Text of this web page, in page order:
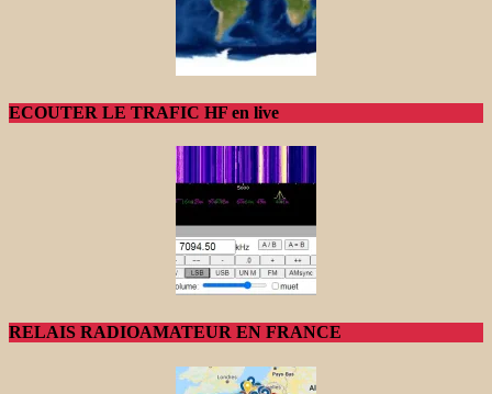
ECOUTER LE TRAFIC HF en live
RELAIS RADIOAMATEUR EN FRANCE